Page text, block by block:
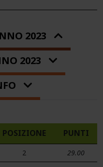
2023
2023
POSIZIONE PUNTI
2 29.00